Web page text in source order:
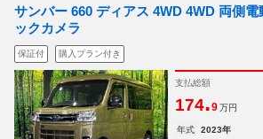
サンバー 660 ディアス 4WD 4WD 両側
ックカメラ
保証付 購入プラン付き
支払総額
174.9 万円
年式 2023年